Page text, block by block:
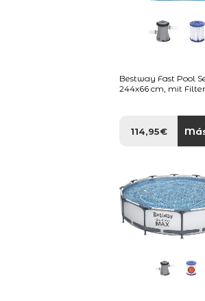
Bestway Fast Pool
244x66 cm, mit
114,95€